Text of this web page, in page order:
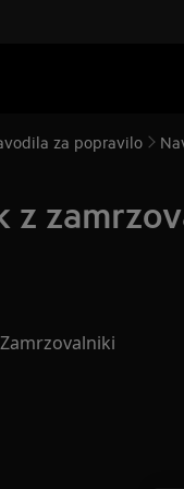
za popravilo
z